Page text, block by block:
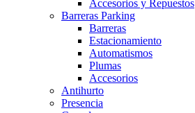
Accesorios y Repuestos
Barreras Parking
Barreras
Estacionamiento
Automatismos
Plumas
Accesorios
Antihurto
Presencia